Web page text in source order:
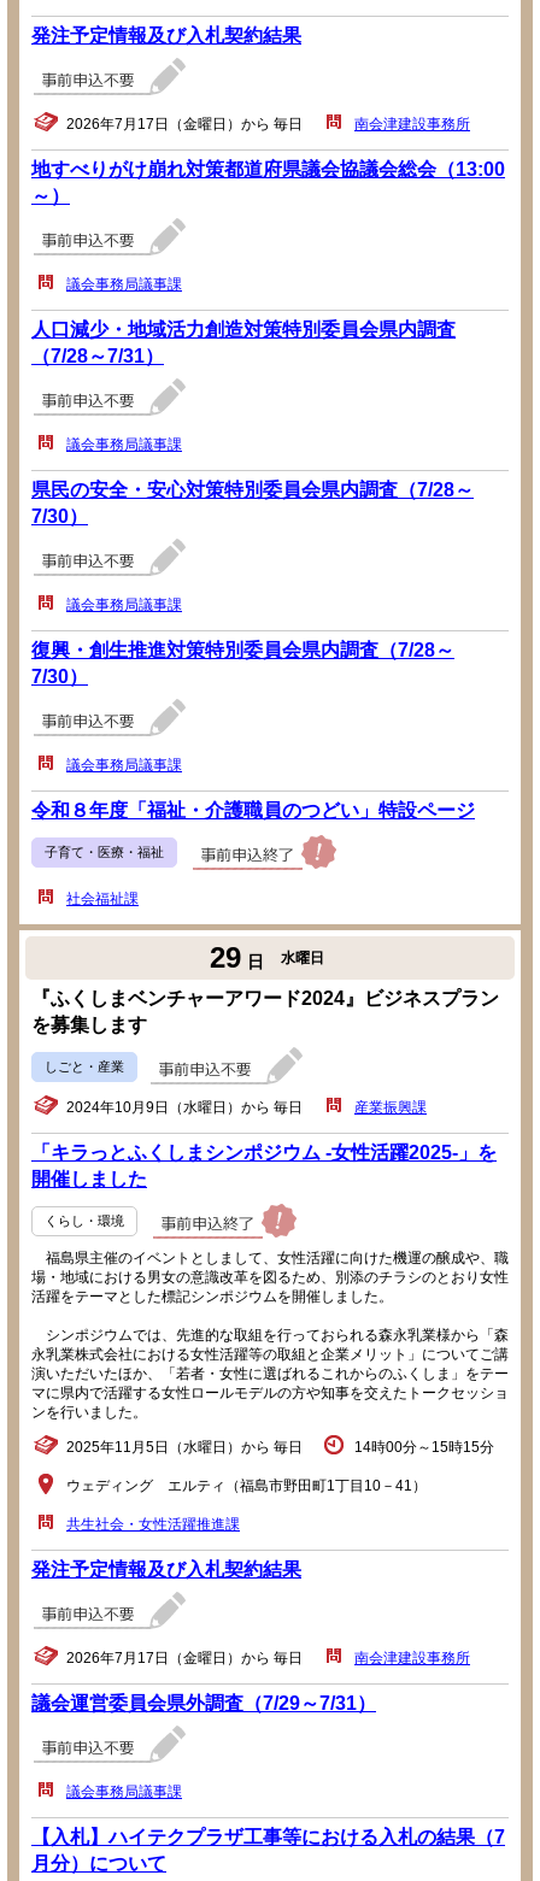
発注予定情報及び入札契約結果
2026年7月17日（金曜日）から 毎日 南会津建設事務所
地すべりがけ崩れ対策都道府県議会協議会総会（13:00
～）
議会事務局議事課
人口減少・地域活力創造対策特別委員会県内調査
（7/28～7/31）
議会事務局議事課
県民の安全・安心対策特別委員会県内調査（7/28～
7/30）
議会事務局議事課
復興・創生推進対策特別委員会県内調査（7/28～
7/30）
議会事務局議事課
令和８年度「福祉・介護職員のつどい」特設ページ
子育て・医療・福祉
社会福祉課
29 日 水曜日
『ふくしまベンチャーアワード2024』ビジネスプラン
を募集します
しごと・産業
2024年10月9日（水曜日）から 毎日 産業振興課
「キラっとふくしまシンポジウム -女性活躍2025-」を
開催しました
くらし・環境
福島県主催のイベントとしまして、女性活躍に向けた機運の醸成や、職
場・地域における男女の意識改革を図るため、別添のチラシのとおり女性
活躍をテーマとした標記シンポジウムを開催しました。
シンポジウムでは、先進的な取組を行っておられる森永乳業様から「森
永乳業株式会社における女性活躍等の取組と企業メリット」についてご講
演いただいたほか、「若者・女性に選ばれるこれからのふくしま」をテー
マに県内で活躍する女性ロールモデルの方や知事を交えたトークセッショ
ンを行いました。
2025年11月5日（水曜日）から 毎日 14時00分～15時15分
ウェディング エルティ（福島市野田町1丁目10－41）
共生社会・女性活躍推進課
発注予定情報及び入札契約結果
2026年7月17日（金曜日）から 毎日 南会津建設事務所
議会運営委員会県外調査（7/29～7/31）
議会事務局議事課
【入札】ハイテクプラザ工事等における入札の結果（7
月分）について